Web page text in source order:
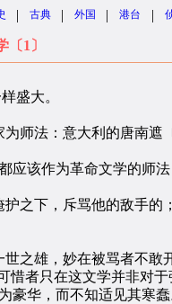
| 古典 | 外国 | 港台 |
〔1〕
盛大。
法：意大利的唐南遮
该作为革命文学的师
之下，斥骂他的敌手的；
雄，妙在被骂者不敢
者只在这文学并非对
华，而不知适见其寒